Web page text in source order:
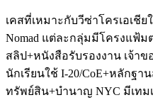
เคสที่เหมาะกับวีซ่าโครเอเชีย
Nomad แต่ละกลุ่มมีโครงแฟ้
สลิป+หนังสือรับรองงาน เจ้าข
นักเรียนใช้ I-20/CoE+หลักฐ
ทรัพย์สิน+บำนาญ NYC มีเทม